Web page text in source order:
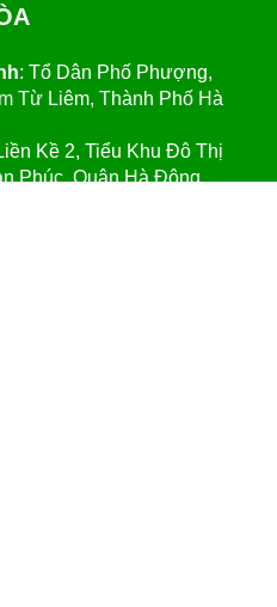
: Tổ Dân Phố Phượng,
Từ Liêm, Thành Phố Hà
Kề 2, Tiểu Khu Đô Thị
Phúc, Quận Hà Đông,